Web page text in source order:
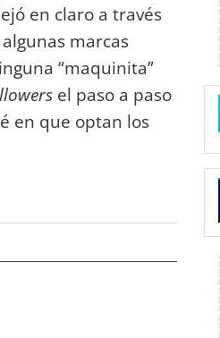
en claro a través
marcas
“maquinita”
el paso a paso
en que optan los